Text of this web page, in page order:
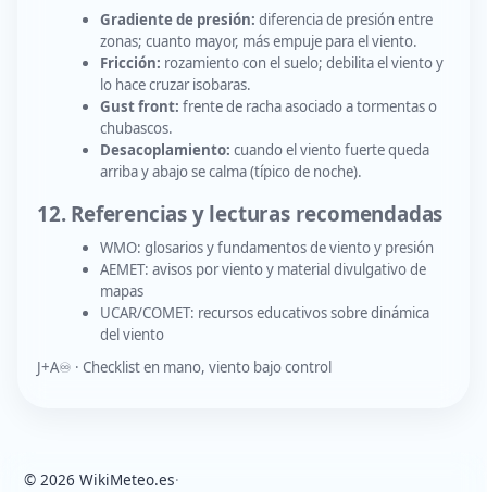
Gradiente de presión: diferencia de presión entre
zonas; cuanto mayor, más empuje para el viento.
Fricción: rozamiento con el suelo; debilita el viento y
lo hace cruzar isobaras.
Gust front: frente de racha asociado a tormentas o
chubascos.
Desacoplamiento: cuando el viento fuerte queda
arriba y abajo se calma (típico de noche).
12. Referencias y lecturas recomendadas
WMO: glosarios y fundamentos de viento y presión
AEMET: avisos por viento y material divulgativo de
mapas
UCAR/COMET: recursos educativos sobre dinámica
del viento
J+A♾️ · Checklist en mano, viento bajo control
© 2026 WikiMeteo.es·